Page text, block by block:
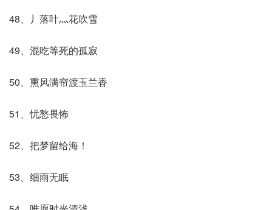
48、丿落叶灬花吹雪
49、混吃等死的孤寂
50、熏风满帘渡玉兰香
51、忧愁畏怖
52、把梦留给海！
53、细雨无眠